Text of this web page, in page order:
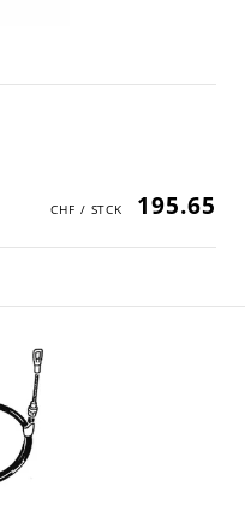
195.65